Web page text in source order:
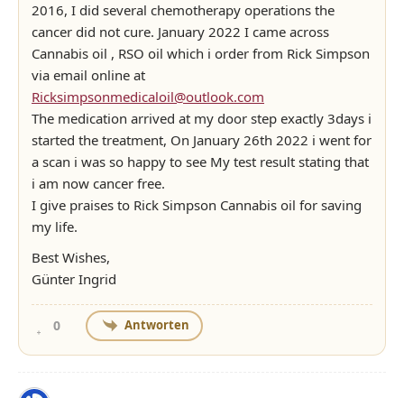
2016, I did several chemotherapy operations the
cancer did not cure. January 2022 I came across
Cannabis oil , RSO oil which i order from Rick Simpson
via email online at
Ricksimpsonmedicaloil@outlook.com
The medication arrived at my door step exactly 3days i
started the treatment, On January 26th 2022 i went for
a scan i was so happy to see My test result stating that
i am now cancer free.
I give praises to Rick Simpson Cannabis oil for saving
my life.
Best Wishes,
Günter Ingrid
0 Antworten